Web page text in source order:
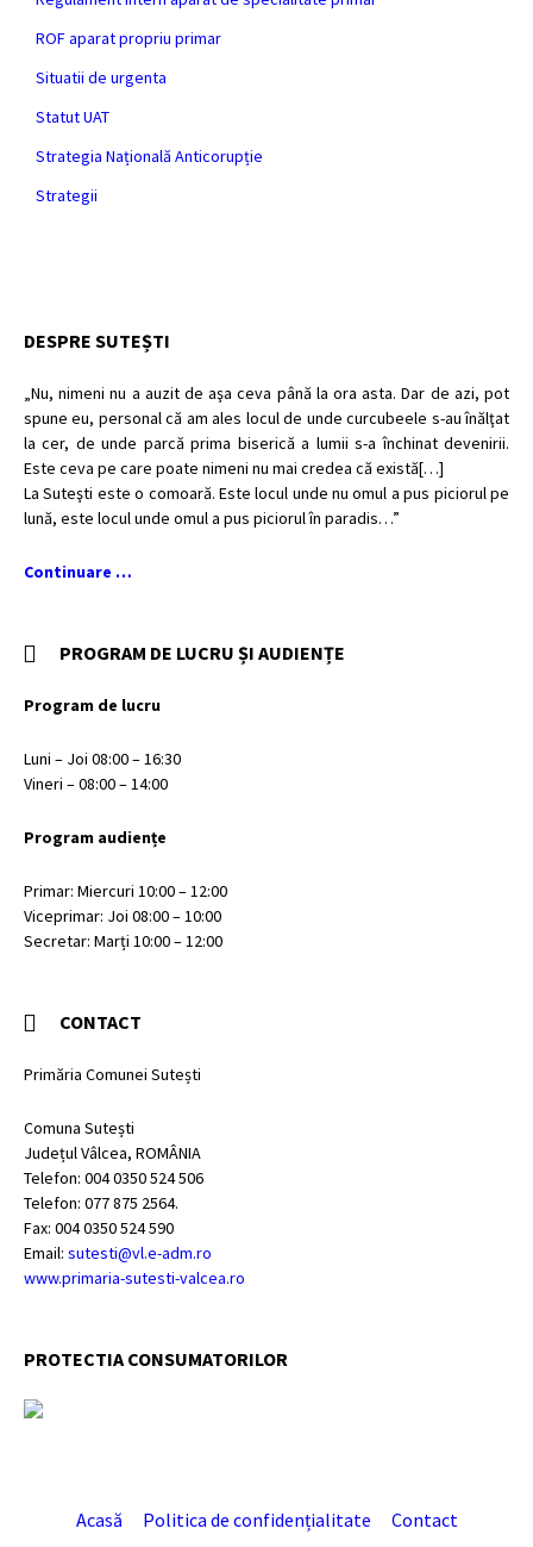
ROF aparat propriu primar
Situatii de urgenta
Statut UAT
Strategia Națională Anticorupție
Strategii
DESPRE SUTEȘTI
„Nu, nimeni nu a auzit de aşa ceva până la ora asta. Dar de azi, pot
spune eu, personal că am ales locul de unde curcubeele s-au înălţat
la cer, de unde parcă prima biserică a lumii s-a închinat devenirii.
Este ceva pe care poate nimeni nu mai credea că există[…]
La Suteşti este o comoară. Este locul unde nu omul a pus piciorul pe
lună, este locul unde omul a pus piciorul în paradis…”
Continuare …
PROGRAM DE LUCRU ȘI AUDIENȚE
Program de lucru
Luni – Joi 08:00 – 16:30
Vineri – 08:00 – 14:00
Program audiențe
Primar: Miercuri 10:00 – 12:00
Viceprimar: Joi 08:00 – 10:00
Secretar: Marți 10:00 – 12:00
CONTACT
Primăria Comunei Sutești
Comuna Sutești
Județul Vâlcea, ROMÂNIA
Telefon: 004 0350 524 506
Telefon: 077 875 2564.
Fax: 004 0350 524 590
Email: sutesti@vl.e-adm.ro
www.primaria-sutesti-valcea.ro
PROTECTIA CONSUMATORILOR
Acasă Politica de confidențialitate Contact